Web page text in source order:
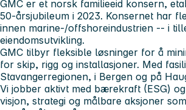
GMC er et norsk familieeid konsern,
50-årsjubileum i 2023. Konsernet har
innen marine-/offshoreindustrien -- i
eiendomsutvikling.
GMC tilbyr fleksible løsninger for å
for skip, rigg og installasjoner. Med
Stavangerregionen, i Bergen og på
Vi jobber aktivt med bærekraft (ESG)
visjon, strategi og målbare aksjoner